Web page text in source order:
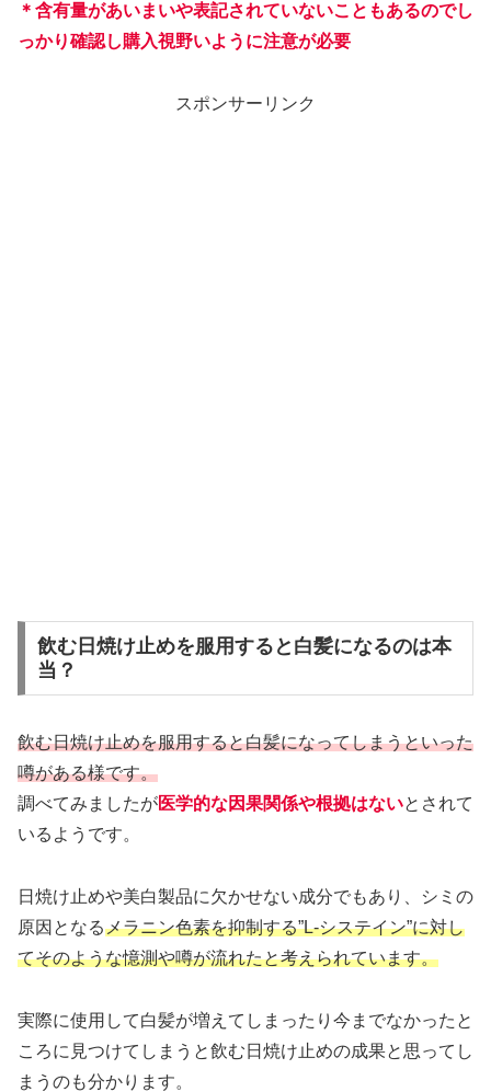
＊含有量があいまいや表記されていないこともあるのでし
っかり確認し購入視野いように注意が必要
スポンサーリンク
飲む日焼け止めを服用すると白髪になるのは本
当？
飲む日焼け止めを服用すると白髪になってしまうといった
噂がある様です。
調べてみましたが医学的な因果関係や根拠はないとされて
いるようです。
日焼け止めや美白製品に欠かせない成分でもあり、シミの
原因となるメラニン色素を抑制する”L-システイン”に対し
てそのような憶測や噂が流れたと考えられています。
実際に使用して白髪が増えてしまったり今までなかったと
ころに見つけてしまうと飲む日焼け止めの成果と思ってし
まうのも分かります。